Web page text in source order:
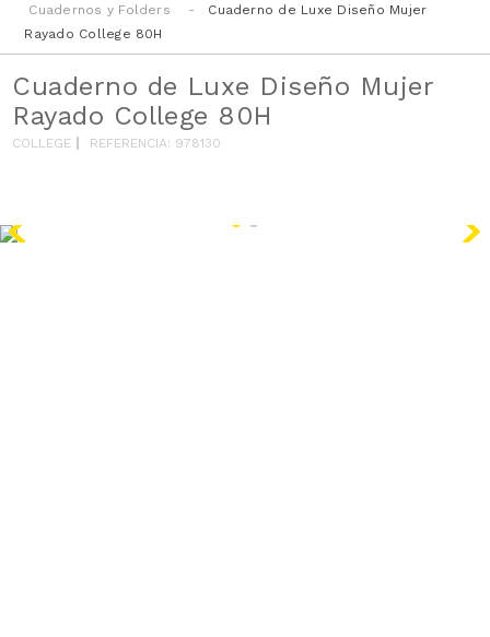
Cuadernos y Folders
Cuaderno de Luxe Diseño Mujer
Rayado College 80H
Cuaderno de Luxe Diseño Mujer
Rayado College 80H
COLLEGE REFERENCIA: 978130